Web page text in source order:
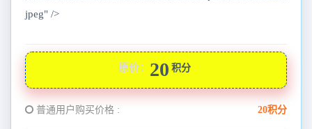
jpeg" />
原价： 20 积分
普通用户购买价格 : 20积分